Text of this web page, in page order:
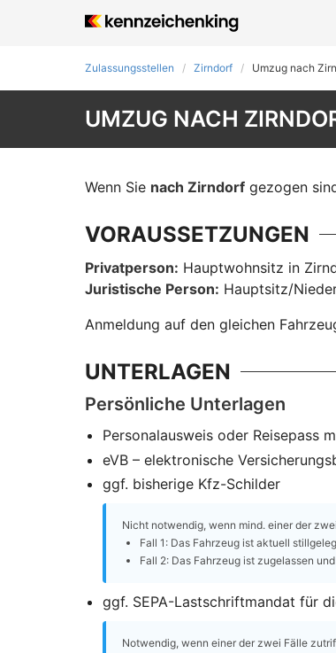
Zulassungsstellen Zirndorf Umzug nach
UMZUG NACH
Wenn Sie nach Zirndorf gezogen
VORAUSSETZUNGEN
Privatperson: Hauptwohnsitz in
Juristische Person: Hauptsitz/
Anmeldung auf den gleichen
UNTERLAGEN
Persönliche Unterlagen
Personalausweis oder Reisepass
eVB – elektronische
ggf. bisherige Kfz-Schilder
Nicht notwendig, wenn mind. einer der
Fall 1: Das Fahrzeug ist aktuell
Fall 2: Das Fahrzeug ist zugelassen
ggf. SEPA-Lastschriftmandat für
Notwendig, wenn einer der zwei Fälle